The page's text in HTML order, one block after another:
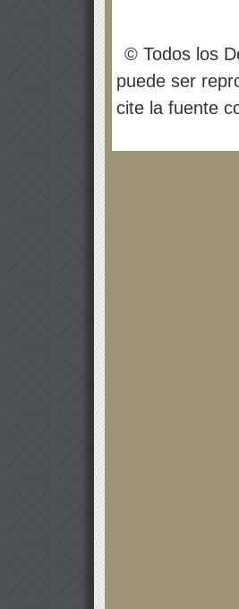
© Todos los
puede ser
cite la fuente